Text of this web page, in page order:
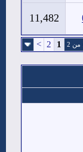
11,482
1
2
>